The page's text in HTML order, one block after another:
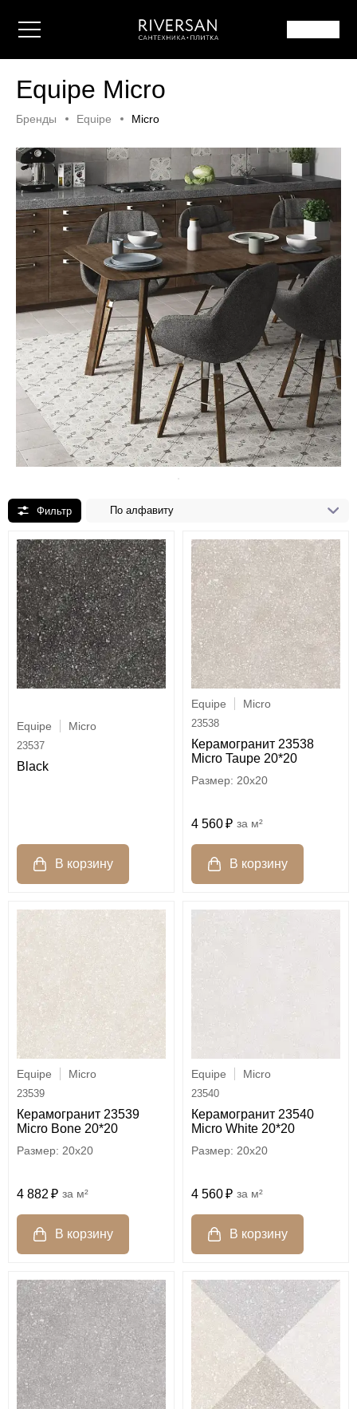
Equipe Micro
Бренды Equipe Micro
По алфавиту
Equipe Micro
23537
Black
Equipe Micro
23538
Керамогранит 23538
Micro Taupe 20*20
20x20
4 560 м²
Equipe Micro
23539
Керамогранит 23539
Micro Bone 20*20
20x20
4 882 м²
Equipe Micro
23540
Керамогранит 23540
Micro White 20*20
20x20
4 560 м²